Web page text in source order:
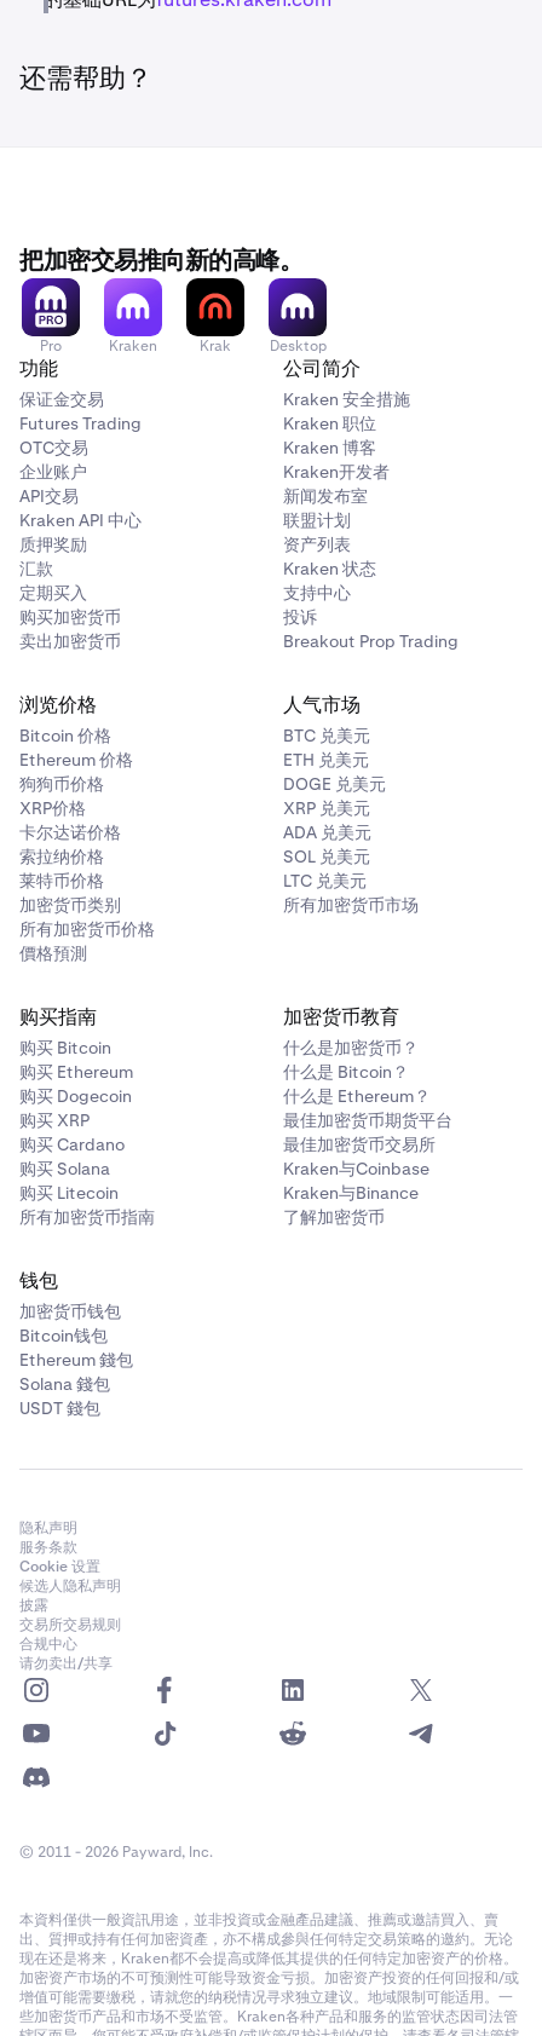
还需帮助？
把加密交易推向新的高峰。
Pro Kraken Krak Desktop
功能
保证金交易
Futures Trading
OTC交易
企业账户
API交易
Kraken API 中心
质押奖励
汇款
定期买入
购买加密货币
卖出加密货币
公司简介
Kraken 安全措施
Kraken 职位
Kraken 博客
Kraken开发者
新闻发布室
联盟计划
资产列表
Kraken 状态
支持中心
投诉
Breakout Prop Trading
浏览价格
Bitcoin 价格
Ethereum 价格
狗狗币价格
XRP价格
卡尔达诺价格
索拉纳价格
莱特币价格
加密货币类别
所有加密货币价格
價格預測
人气市场
BTC 兑美元
ETH 兑美元
DOGE 兑美元
XRP 兑美元
ADA 兑美元
SOL 兑美元
LTC 兑美元
所有加密货币市场
购买指南
购买 Bitcoin
购买 Ethereum
购买 Dogecoin
购买 XRP
购买 Cardano
购买 Solana
购买 Litecoin
所有加密货币指南
加密货币教育
什么是加密货币？
什么是 Bitcoin？
什么是 Ethereum？
最佳加密货币期货平台
最佳加密货币交易所
Kraken与Coinbase
Kraken与Binance
了解加密货币
钱包
加密货币钱包
Bitcoin钱包
Ethereum 錢包
Solana 錢包
USDT 錢包
隐私声明
服务条款
Cookie 设置
候选人隐私声明
披露
交易所交易规则
合规中心
请勿卖出/共享
© 2011 - 2026 Payward, Inc.
本資料僅供一般資訊用途，並非投資或金融產品建議、推薦或邀請買入、賣
出、質押或持有任何加密資產，亦不構成參與任何特定交易策略的邀約。无论
现在还是将来，Kraken都不会提高或降低其提供的任何特定加密资产的价格。
加密资产市场的不可预测性可能导致资金亏损。加密资产投资的任何回报和/或
增值可能需要缴税，请就您的纳税情况寻求独立建议。地域限制可能适用。一
些加密货币产品和市场不受监管。Kraken各种产品和服务的监管状态因司法管